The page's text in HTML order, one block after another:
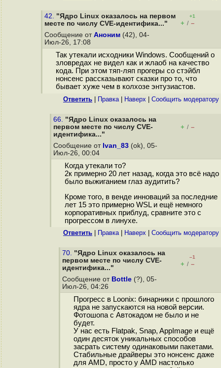
42. "Ядро Linux оказалось на первом
месте по числу CVE-идентифика..."
+1
+ / –
Сообщение от Аноним (42), 04-
Июл-26, 17:08
Так утекали исходники Windows. Сообщений о
зловредах не видел как и жлаоб на качество
кода. При этом тяп-ляп прогеры со стэйбл
нонсенс рассказывают сказки про то, что
бывает хуже чем в колхозе энтузиастов.
Ответить Правка| Наверх Cообщить модератору
66. "Ядро Linux оказалось на
первом месте по числу CVE-
идентифика..."
+ / –
Сообщение от Ivan_83 (ok), 05-
Июл-26, 00:04
Когда утекали то?
2к примерно 20 лет назад, когда это всё надо
было выжиганием глаз аудитить?
Кроме того, в венде инноваций за последние
лет 15 это примерно WSL и ещё немного
корпоративных приблуд, сравните это с
прогрессом в линухе.
Ответить Правка| Наверх Cообщить модератору
70. "Ядро Linux оказалось на
первом месте по числу CVE-
идентифика..."
–1
+ / –
Сообщение от Bottle (?), 05-
Июл-26, 04:26
Прогресс в Loonix: бинарники с прошлого
ядра не запускаются на новой версии.
Фотошопа с Автокадом не было и не
будет.
У нас есть Flatpak, Snap, AppImage и ещё
один десяток уникальных способов
заcрaть систему одинаковыми пакетами.
Стабильные драйверы это нонсенс даже
для AMD, просто у AMD настолько